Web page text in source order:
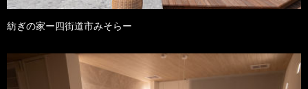
紡ぎの家ー四街道市みそらー